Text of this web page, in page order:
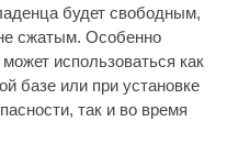
будет свободным,
сжатым. Особенно
использоваться как
базе или при установке
так и во время